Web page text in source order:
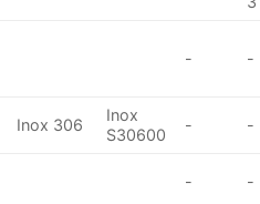
- -
Inox 306
Inox
S30600
- -
- -